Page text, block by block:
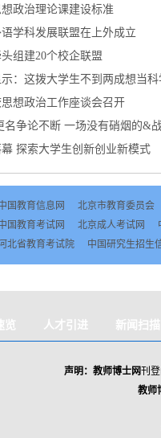
政治理论课建设标准
学科发展联盟在上外成立
组建20个校企联盟
：这拨大学生不到两成想当科
想政治工作座谈会召开
名争论不断 一场没有硝烟的&
探索大学生创新创业新模式
国教育信息网 北京市教育委员会
国教育考试网
北京成人考试网
北省教育考试院
中国研究生招生
览 人才引进 新闻扫描
声明：教师博士网刊
教师